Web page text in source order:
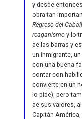
y desde
obra tan
Regreso del
reaganismo y lo
de las barras y
un inmigrante,
con una buena
contar con
convierte en un
lo pide), pero
de sus valores,
Capitán